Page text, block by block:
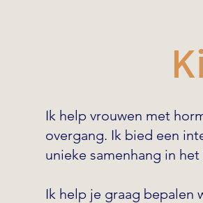
Ik help vrouwen met
overgang. Ik bied een
unieke samenhang in het
Ik help je graag bepalen